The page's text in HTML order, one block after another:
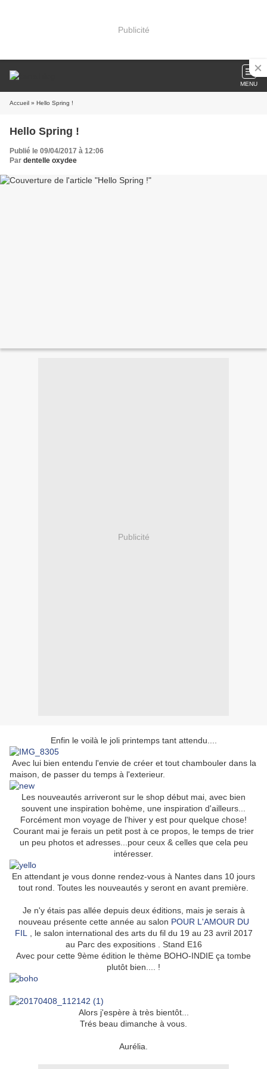
Publicité
MENU
Accueil » Hello Spring !
Hello Spring !
Publié le 09/04/2017 à 12:06
Par dentelle oxydee
Publicité
Enfin le voilà le joli printemps tant attendu....
Avec lui bien entendu l'envie de créer et tout chambouler dans la
maison, de passer du temps à l'exterieur.
Les nouveautés arriveront sur le shop début mai, avec bien
souvent une inspiration bohème, une inspiration d'ailleurs...
Forcément mon voyage de l'hiver y est pour quelque chose!
Courant mai je ferais un petit post à ce propos, le temps de trier
un peu photos et adresses...pour ceux & celles que cela peu
intéresser.
En attendant je vous donne rendez-vous à Nantes dans 10 jours
tout rond. Toutes les nouveautés y seront en avant première.
Je n'y étais pas allée depuis deux éditions, mais je serais à
nouveau présente cette année au salon POUR L'AMOUR DU
FIL
, le salon international des arts du fil du 19 au 23 avril 2017
au Parc des expositions . Stand E16
Avec pour cette 9ème édition le thème BOHO-INDIE ça tombe
plutôt bien.... !
Alors j'espère à très bientôt...
Trés beau dimanche à vous.
Aurélia.